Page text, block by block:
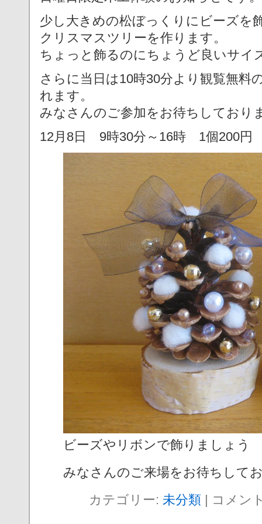
少し大きめの松ぼっくりにビーズを
クリスマスツリーを作ります。
ちょっと飾るのにちょうど良いサイ
さらに当日は10時30分より観覧無料
れます。
みなさんのご参加をお待ちしており
12月8日 9時30分～16時 1個200円
ビーズやリボンで飾りましょう
みなさんのご来場をお待ちして
カテゴリー: 未分類 コメン